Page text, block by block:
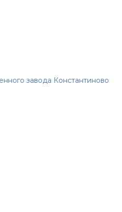
завода Константиново